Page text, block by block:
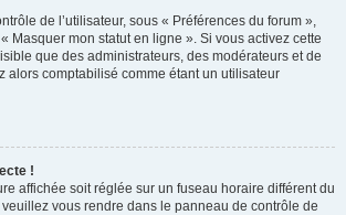
de l’utilisateur, sous « Préférences du forum »,
Masquer mon statut en ligne ». Si vous activez cette
que des administrateurs, des modérateurs et de
alors comptabilisé comme étant un utilisateur
!
affichée soit réglée sur un fuseau horaire différent du
vous rendre dans le panneau de contrôle de